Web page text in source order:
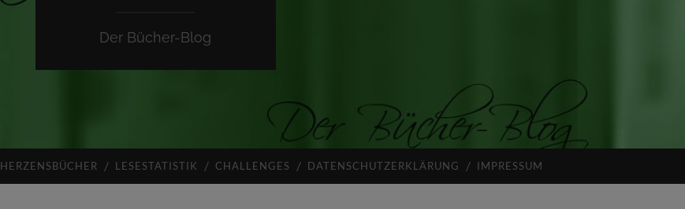
Der Bücher-Blog
HERZENSBÜCHER LESESTATISTIK CHALLENGES DATENSCHUTZERKLÄRUNG IMPRESSUM